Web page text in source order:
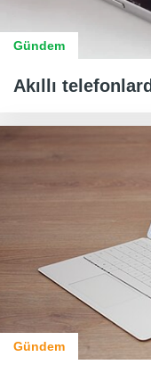
Gündem
Akıllı
Gündem